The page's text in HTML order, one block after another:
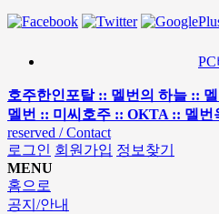
PC
호주한인포탈 :: 멜번의 하늘 ::
멜번 :: 미씨호주 :: OKTA :: 멜
reserved / Contact
로그인 회원가입 정보찾기
MENU
홈으로
공지/안내